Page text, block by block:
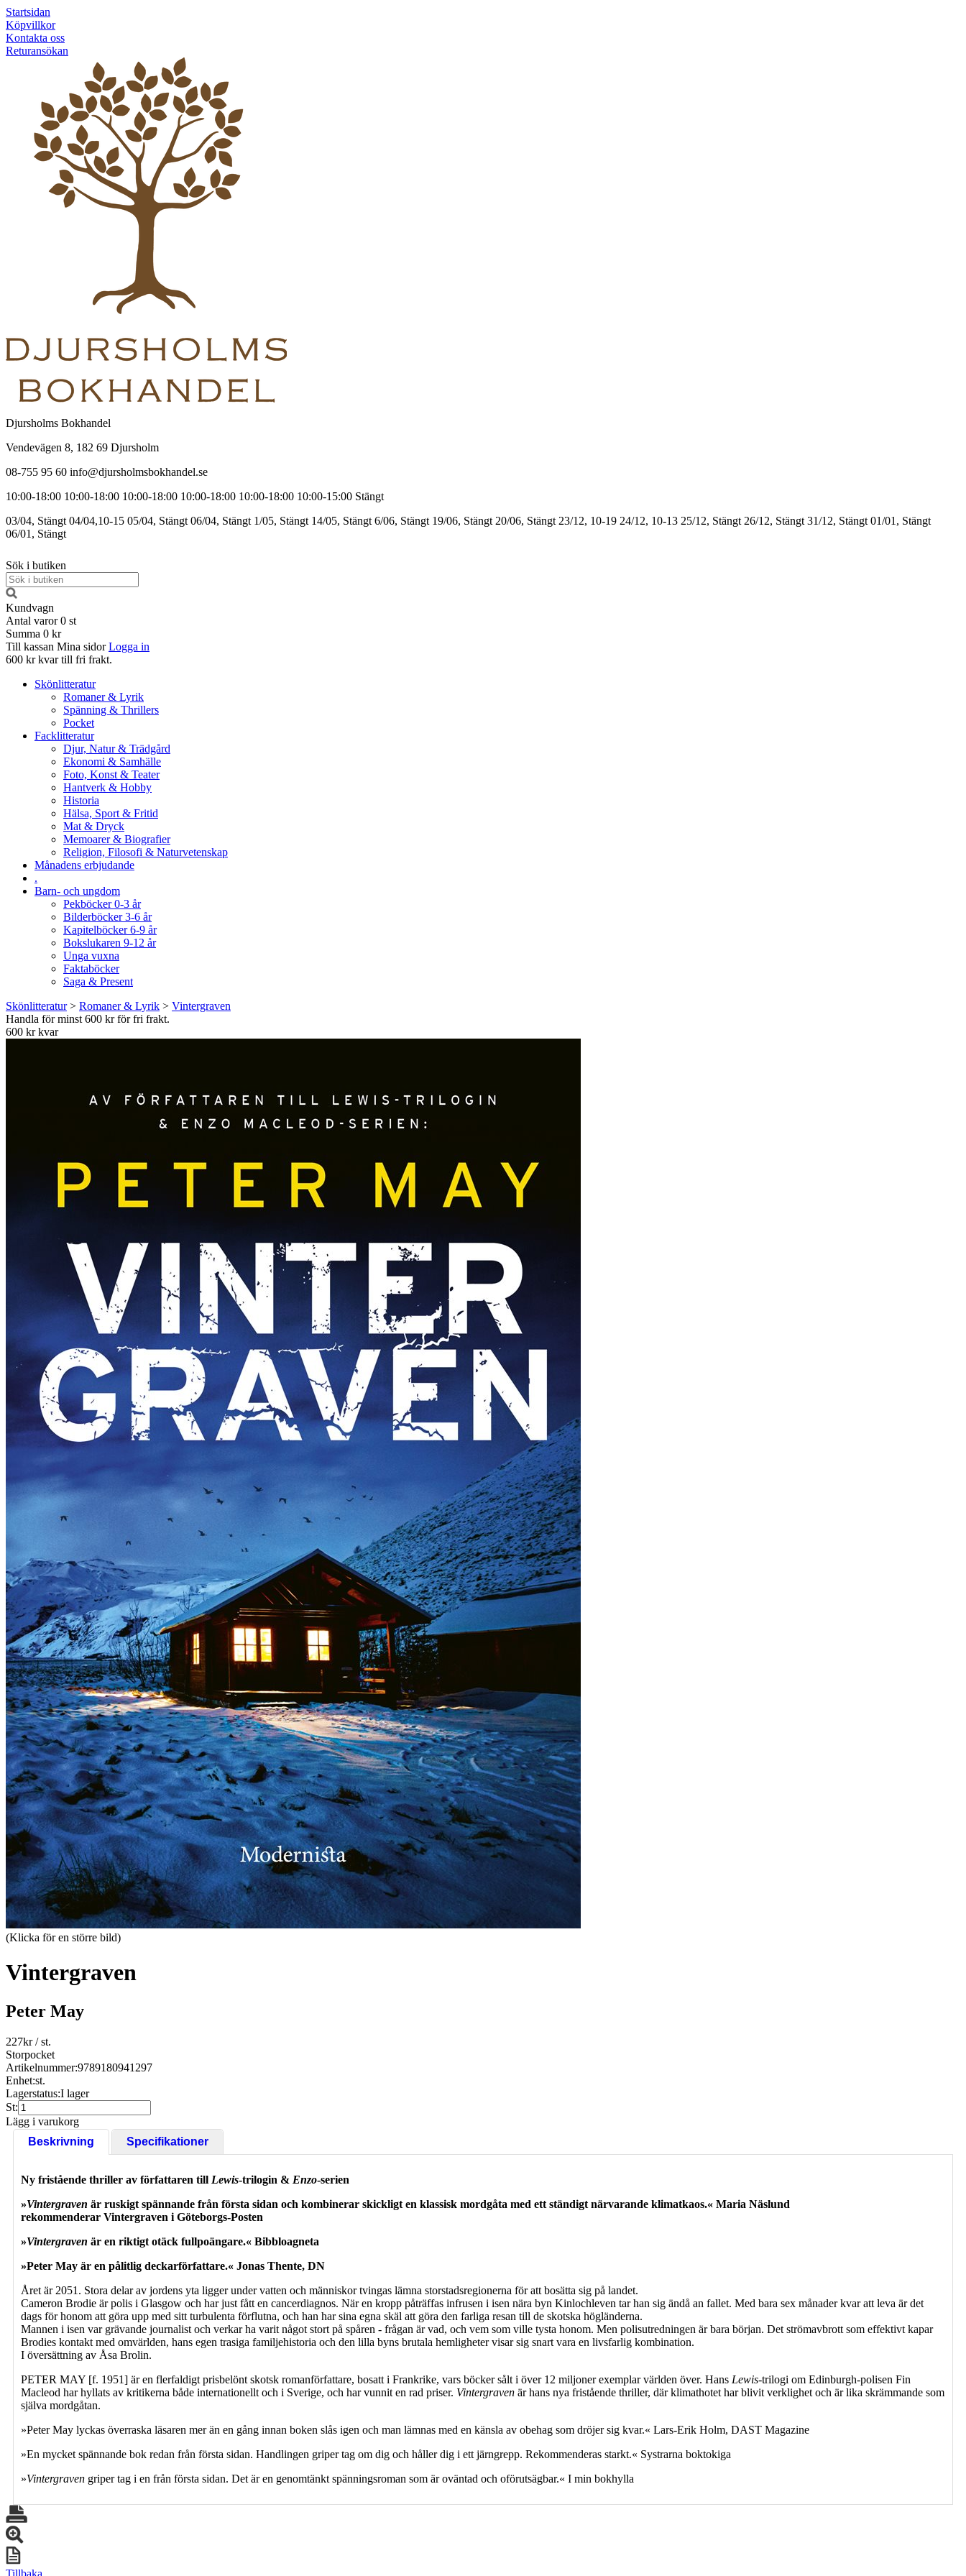
Startsidan
Köpvillkor
Kontakta oss
Returansökan
Djursholms Bokhandel
Vendevägen 8, 182 69 Djursholm
08-755 95 60 info@djursholmsbokhandel.se
10:00-18:00 10:00-18:00 10:00-18:00 10:00-18:00 10:00-18:00 10:00-15:00 Stängt
03/04, Stängt 04/04,10-15 05/04, Stängt 06/04, Stängt 1/05, Stängt 14/05, Stängt 6/06, Stängt 19/06, Stängt 20/06, Stängt 23/12, 10-19 24/12, 10-13 25/12, Stängt 26/12, Stängt 31/12, Stängt 01/01, Stängt
06/01, Stängt
Sök i butiken
Kundvagn
Antal varor 0 st
Summa 0 kr
Till kassan Mina sidor Logga in
600 kr kvar till fri frakt.
Skönlitteratur
Romaner & Lyrik
Spänning & Thrillers
Pocket
Facklitteratur
Djur, Natur & Trädgård
Ekonomi & Samhälle
Foto, Konst & Teater
Hantverk & Hobby
Historia
Hälsa, Sport & Fritid
Mat & Dryck
Memoarer & Biografier
Religion, Filosofi & Naturvetenskap
Månadens erbjudande
.
Barn- och ungdom
Pekböcker 0-3 år
Bilderböcker 3-6 år
Kapitelböcker 6-9 år
Bokslukaren 9-12 år
Unga vuxna
Faktaböcker
Saga & Present
Skönlitteratur> Romaner & Lyrik > Vintergraven
Handla för minst 600 kr för fri frakt.
600 kr kvar
(Klicka för en större bild)
Vintergraven
Peter May
227kr/ st.
Storpocket
Artikelnummer:9789180941297
Enhet:st.
Lagerstatus:I lager
St:
Lägg i varukorg
Beskrivning
Specifikationer
Ny fristående thriller av författaren till Lewis-trilogin & Enzo-serien
»Vintergraven är ruskigt spännande från första sidan och kombinerar skickligt en klassisk mordgåta med ett ständigt närvarande klimatkaos.« Maria Näslund
rekommenderar Vintergraven i Göteborgs-Posten
»Vintergraven är en riktigt otäck fullpoängare.« Bibbloagneta
»Peter May är en pålitlig deckarförfattare.« Jonas Thente, DN
Året är 2051. Stora delar av jordens yta ligger under vatten och människor tvingas lämna storstadsregionerna för att bosätta sig på landet.
Cameron Brodie är polis i Glasgow och har just fått en cancerdiagnos. När en kropp påträffas infrusen i isen nära byn Kinlochleven tar han sig ändå an fallet. Med bara sex månader kvar att leva är det
dags för honom att göra upp med sitt turbulenta förflutna, och han har sina egna skäl att göra den farliga resan till de skotska högländerna.
Mannen i isen var grävande journalist och verkar ha varit något stort på spåren - frågan är vad, och vem som ville tysta honom. Men polisutredningen är bara början. Det strömavbrott som effektivt kapar
Brodies kontakt med omvärlden, hans egen trasiga familjehistoria och den lilla byns brutala hemligheter visar sig snart vara en livsfarlig kombination.
I översättning av Åsa Brolin.
PETER MAY [f. 1951] är en flerfaldigt prisbelönt skotsk romanförfattare, bosatt i Frankrike, vars böcker sålt i över 12 miljoner exemplar världen över. Hans Lewis-trilogi om Edinburgh-polisen Fin
Macleod har hyllats av kritikerna både internationellt och i Sverige, och har vunnit en rad priser. Vintergraven är hans nya fristående thriller, där klimathotet har blivit verklighet och är lika skrämmande som
själva mordgåtan.
»Peter May lyckas överraska läsaren mer än en gång innan boken slås igen och man lämnas med en känsla av obehag som dröjer sig kvar.« Lars-Erik Holm, DAST Magazine
»En mycket spännande bok redan från första sidan. Handlingen griper tag om dig och håller dig i ett järngrepp. Rekommenderas starkt.« Systrarna boktokiga
»Vintergraven griper tag i en från första sidan. Det är en genomtänkt spänningsroman som är oväntad och oförutsägbar.« I min bokhylla
Tillbaka